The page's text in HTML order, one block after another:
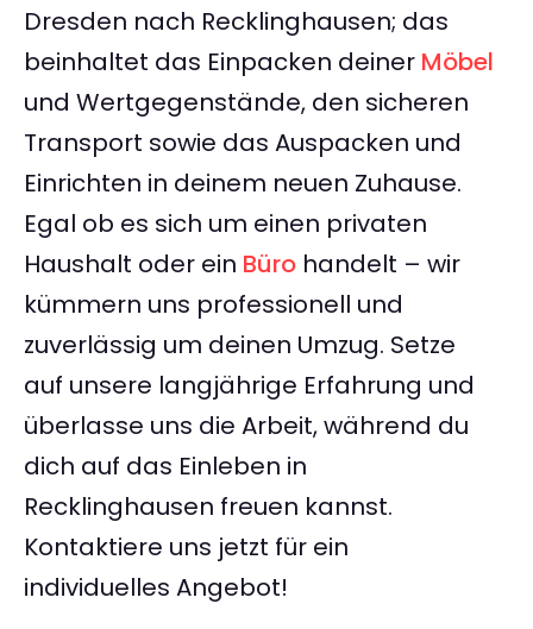
Dresden nach Recklinghausen; das
beinhaltet das Einpacken deiner Möbel
und Wertgegenstände, den sicheren
Transport sowie das Auspacken und
Einrichten in deinem neuen Zuhause.
Egal ob es sich um einen privaten
Haushalt oder ein Büro handelt – wir
kümmern uns professionell und
zuverlässig um deinen Umzug. Setze
auf unsere langjährige Erfahrung und
überlasse uns die Arbeit, während du
dich auf das Einleben in
Recklinghausen freuen kannst.
Kontaktiere uns jetzt für ein
individuelles Angebot!